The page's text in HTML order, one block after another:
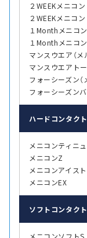
２WEEKメニコ
２WEEKメニコ
１Monthメニコ
１Monthメニコ
マンスウエア（メ
マンスウエアト
フォーシーズン（
フォーシーズン
ハード コンタク
メニコンティニ
メニコンZ
メニコンアイスト
メニコンEX
ソフト コンタク
メニコンソフトS